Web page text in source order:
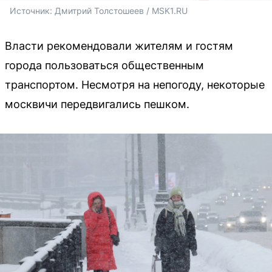
Источник: Дмитрий Толстошеев / MSK1.RU
Власти рекомендовали жителям и гостям
города пользоваться общественным
транспортом. Несмотря на непогоду, некоторые
москвичи передвигались пешком.